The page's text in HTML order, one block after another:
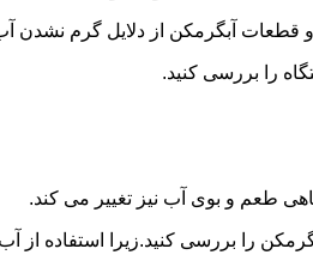
آبگرمکن از دلایل گرم نشدن
را بررسی کنید.
طعم و بوی آب نیز تغییر می کند.
را بررسی کنید.زیرا استفاده از